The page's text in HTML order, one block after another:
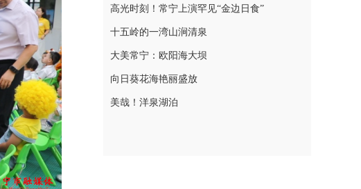
高光时刻！常宁上演罕见“金边日食”
十五岭的一湾山涧清泉
大美常宁：欧阳海大坝
向日葵花海艳丽盛放
美哉！洋泉湖泊